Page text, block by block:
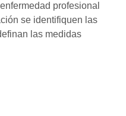
profesional
se identifiquen las
las medidas